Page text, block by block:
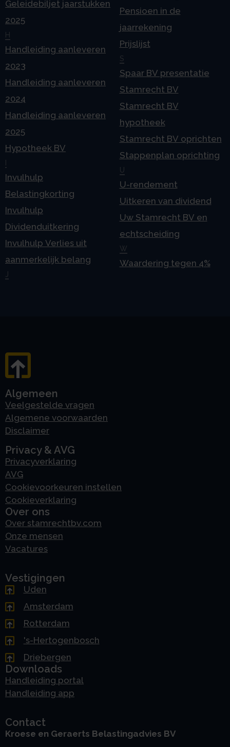
Geleidebiljet jaarstukken
2025
H
Handleiding aanleveren
2023
Handleiding aanleveren
2024
Handleiding aanleveren
2025
Hypotheek BV
Invulhulp
Belastingkorting
Invulhulp
Dividenduitkering
Invulhulp Verlies uit
aanmerkelijk belang
J
Pensioen in de
jaarrekening
Prijslijst
S
Spaar BV presentatie
Stamrecht BV
Stamrecht BV
hypotheek
Stamrecht BV oprichten
Stappenplan oprichting
U
U-rendement
Uitkeren van dividend
Uw Stamrecht BV en
echtscheiding
W
Waardering tegen 4%
Algemeen
Veelgestelde vragen
Algemene voorwaarden
Disclaimer
Privacy & AVG
Privacyverklaring
AVG
Cookievoorkeuren instellen
Cookieverklaring
Over ons
Over stamrechtbv.com
Onze mensen
Vacatures
Vestigingen
Uden
Amsterdam
Rotterdam
's-Hertogenbosch
Driebergen
Downloads
Handleiding portal
Handleiding app
Contact
Kroese en Geraerts Belastingadvies BV